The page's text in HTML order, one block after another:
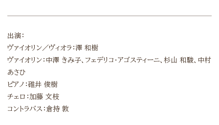
出演：
ヴァイオリン／ヴィオラ：澤 和樹
ヴァイオリン：中澤 きみ子、フェデリコ・アゴスティーニ、杉山 和駿、中村
あさひ
ピアノ：碓井 俊樹
チェロ：加藤 文枝
コントラバス：倉持 敦